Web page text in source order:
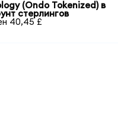
(Ondo Tokenized) в
стерлингов
40,45 £